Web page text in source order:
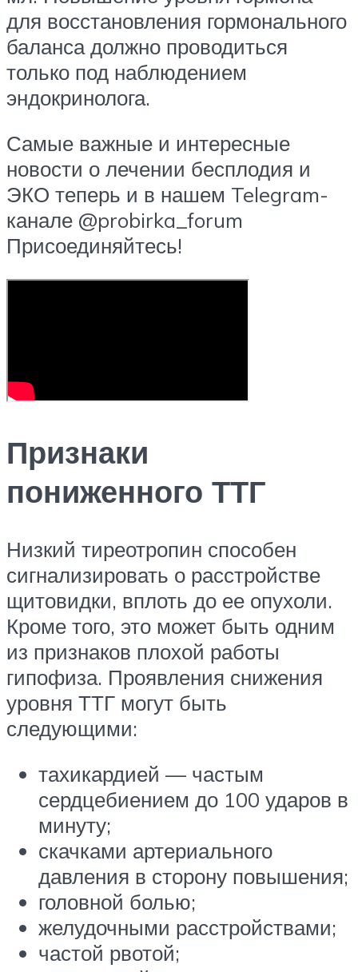
для восстановления гормонального
баланса должно проводиться
только под наблюдением
эндокринолога.
Самые важные и интересные
новости о лечении бесплодия и
ЭКО теперь и в нашем Telegram-
канале @probirka_forum
Присоединяйтесь!
Признаки
пониженного ТТГ
Низкий тиреотропин способен
сигнализировать о расстройстве
щитовидки, вплоть до ее опухоли.
Кроме того, это может быть одним
из признаков плохой работы
гипофиза. Проявления снижения
уровня ТТГ могут быть
следующими:
тахикардией — частым
сердцебиением до 100 ударов в
минуту;
скачками артериального
давления в сторону повышения;
головной болью;
желудочными расстройствами;
частой рвотой;